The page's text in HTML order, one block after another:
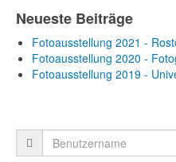
Neueste Beiträge
Fotoausstellung 2021 -
Fotoausstellung 2020 -
Fotoausstellung 2019 -